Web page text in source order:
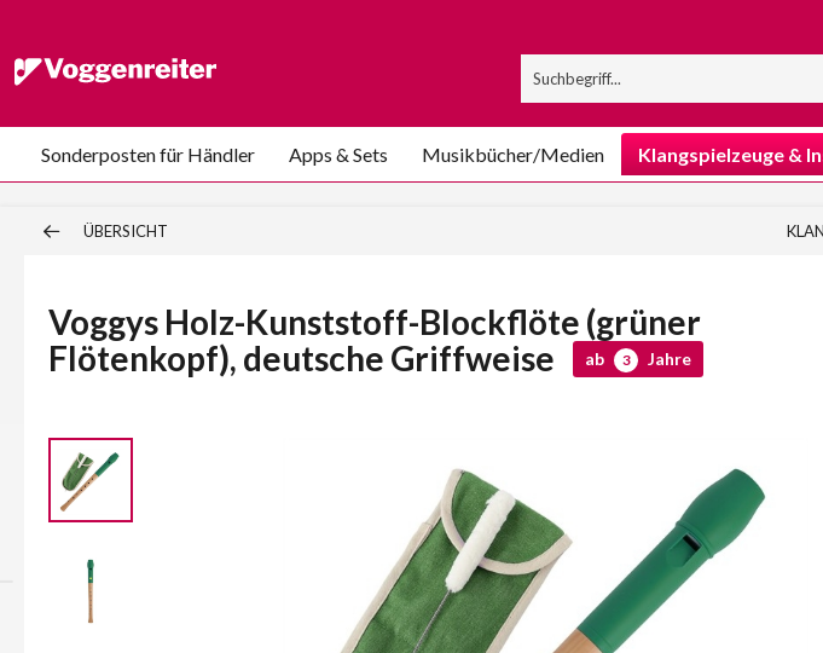
Sonderposten für Händler Apps & Sets Musikbücher/Medien Klangspielzeuge &
ÜBERSICHT
Voggys Holz-Kunststoff-Blockflöte (grüner
Flötenkopf), deutsche Griffweise
ab 3 Jahre